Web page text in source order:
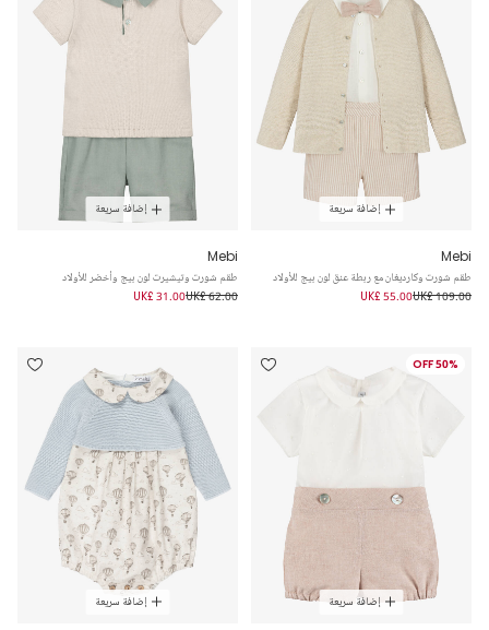
إضافة سريعة
Mebi
طقم شورت وكارديغان مع ربطة عنق لون بيج للأولاد
UK£ 109.00
UK£ 55.00
إضافة سريعة
Mebi
طقم شورت وتيشيرت لون بيج وأخضر للأولاد
UK£ 62.00
UK£ 31.00
50% OFF
إضافة سريعة إضافة سريعة